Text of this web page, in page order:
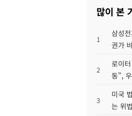
많이 본
1
삼성
권가
2
로이
동",
3
미국
는 위